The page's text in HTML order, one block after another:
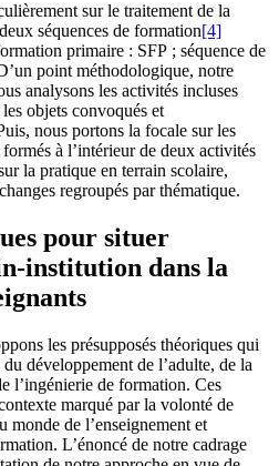
sur le traitement de la
séquences de formation[4]
primaire : SFP ; séquence de
point méthodologique, notre
analysons les activités incluses
objets convoqués et
nous portons la focale sur les
à l’intérieur de deux activités
la pratique en terrain scolaire,
regroupés par thématique.
pour situer
institution dans la
les présupposés théoriques qui
développement de l’adulte, de la
l’ingénierie de formation. Ces
marqué par la volonté de
monde de l’enseignement et
L’énoncé de notre cadrage